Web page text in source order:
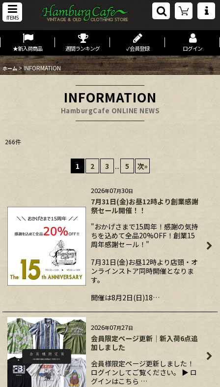
ITEMS
★新入荷商品 週間ランキング ✓会員登録 ログイン
ホーム >INFORMATION
INFORMATION
HamburgCafe ONLINE NEWS
266件
1 2 3 ... 5 次»
2026年07月30日
7月31日(金)お昼12時より創業感謝
祭セール開催！！
"おかげさまで15周年！感謝の気持
ちを込めて全品20%OFF！創業15
周年感謝セール！"
7月31日(金)お昼12時より店頭・オ
ンラインストア同時開催となりま
す。
開催は8月2日(日)18…
2026年07月27日
会員限定ページ更新｜新入荷6点追
加しました
会員様限定ページ更新しました！
ログインしてご覧ください。 ▶ ロ
グインはこちら …